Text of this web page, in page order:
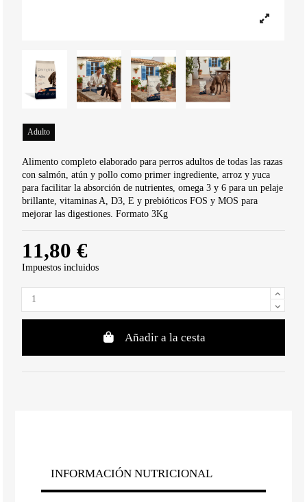
Adulto
Alimento completo elaborado para perros adultos de todas las razas
con salmón, atún y pollo como primer ingrediente, arroz y yuca
para facilitar la absorción de nutrientes, omega 3 y 6 para un pelaje
brillante, vitaminas A, D3, E y prebióticos FOS y MOS para
mejorar las digestiones. Formato 3Kg
11,80 €
Impuestos incluidos
Añadir a la cesta
INFORMACIÓN NUTRICIONAL